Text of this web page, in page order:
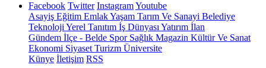
Facebook Twitter InstagramYoutube
Asayiş Eğitim EmlakYaşam Tarım Ve Sanayi Belediye
Teknoloji Yerel Tanıtım İş Dünyası Yatırım İlan
Gündem İlçe - Belde SporSağlık Magazin Kültür Ve Sanat
Ekonomi Siyaset Turizm Üniversite
Künye İletişim RSS